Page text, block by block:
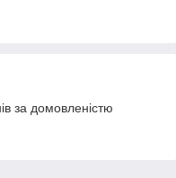
за домовленістю